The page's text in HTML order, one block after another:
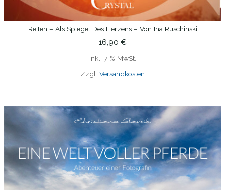
IN DEN WARENKORB
Reiten – Als Spiegel Des Herzens – Von Ina Ruschinski
16,90 €
Inkl. 7 % MwSt.
Zzgl. Versandkosten